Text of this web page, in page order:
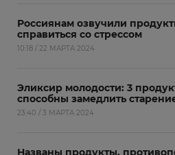
Россиянам озвучили
справиться со стрессом
10:18 / 22 МАРТА 2024
Эликсир молодости: 3
способны замедлить
23:40 / 3 МАРТА 2024
Названы продукты,